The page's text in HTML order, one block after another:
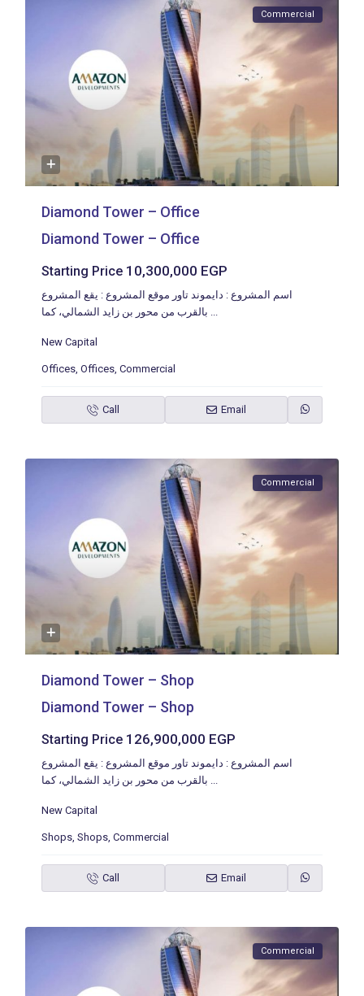
Commercial
Diamond Tower – Office
Diamond Tower – Office
Starting Price 10,300,000 EGP
اسم المشروع : دايموند تاور موقع المشروع : يقع المشروع
...
New Capital
Offices,Offices,Commercial
Call Email
Commercial
Diamond Tower – Shop
Diamond Tower – Shop
Starting Price 126,900,000 EGP
اسم المشروع : دايموند تاور موقع المشروع : يقع المشروع
...
New Capital
Shops,Shops,Commercial
Call Email
Commercial